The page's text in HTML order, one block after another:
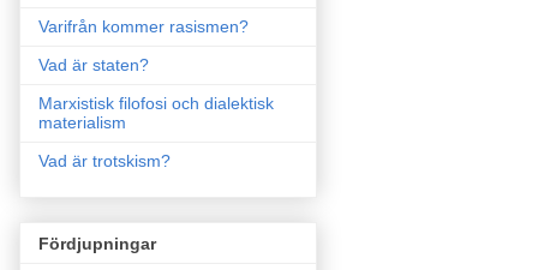
Varifrån kommer rasismen?
Vad är staten?
Marxistisk filofosi och dialektisk
materialism
Vad är trotskism?
Fördjupningar